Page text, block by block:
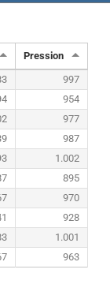
Pression
997
954
977
987
1.002
895
970
928
1.001
963